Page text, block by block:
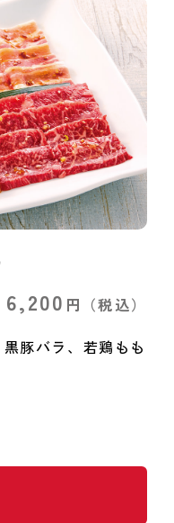
6,200 円 （税込）
豚バラ、若鶏もも